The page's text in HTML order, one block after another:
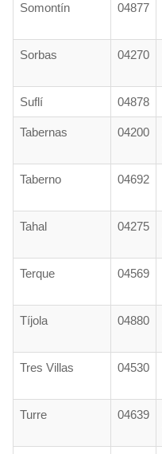
Somontín 04877
Sorbas 04270
Suflí 04878
Tabernas 04200
Taberno 04692
Tahal 04275
Terque 04569
Tíjola 04880
Tres Villas 04530
Turre 04639